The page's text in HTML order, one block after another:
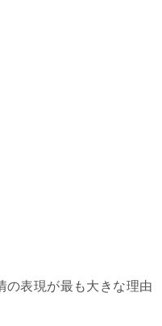
の表現が最も大きな理由